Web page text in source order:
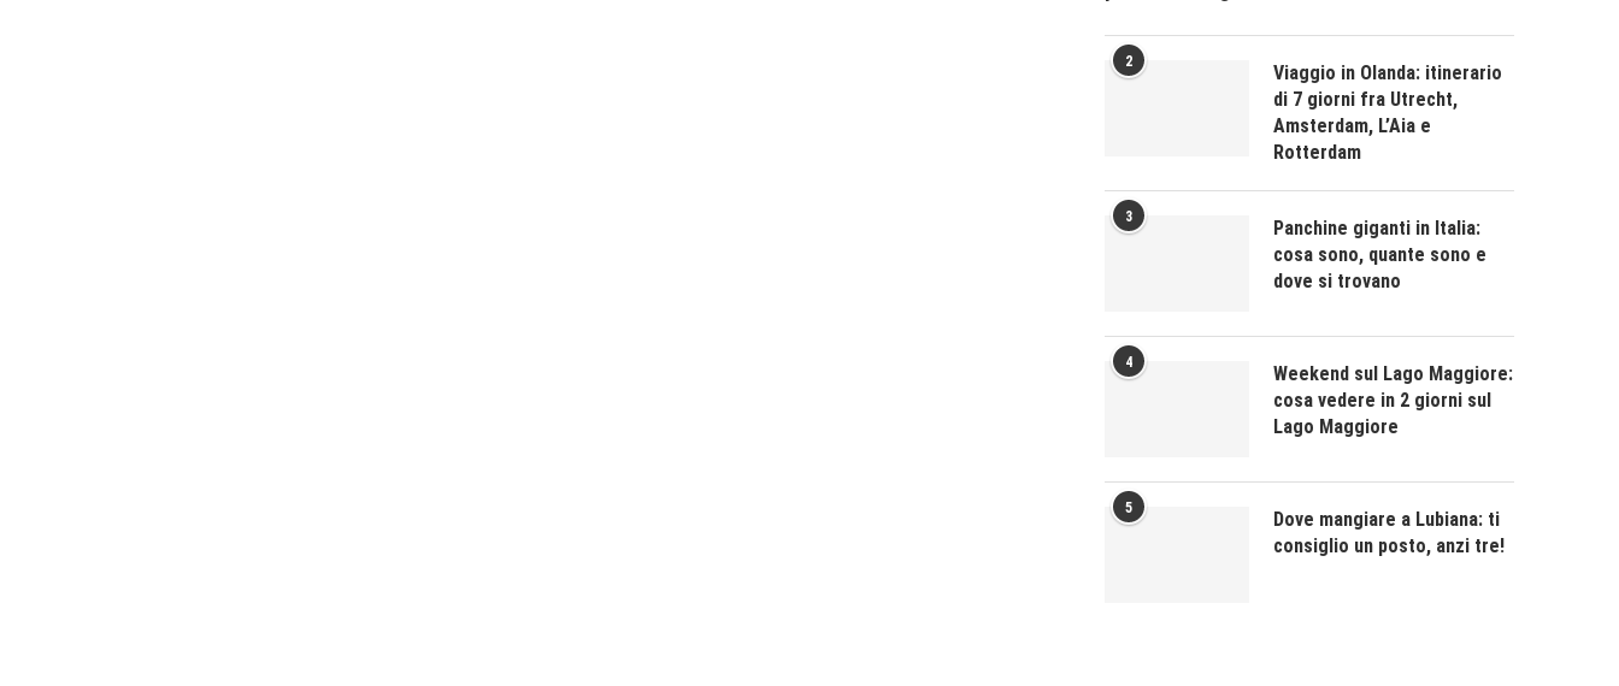
2
Viaggio in Olanda: itinerario
di 7 giorni fra Utrecht,
Amsterdam, L’Aia e
Rotterdam
3
Panchine giganti in Italia:
cosa sono, quante sono e
dove si trovano
4
Weekend sul Lago Maggiore:
cosa vedere in 2 giorni sul
Lago Maggiore
5
Dove mangiare a Lubiana: ti
consiglio un posto, anzi tre!